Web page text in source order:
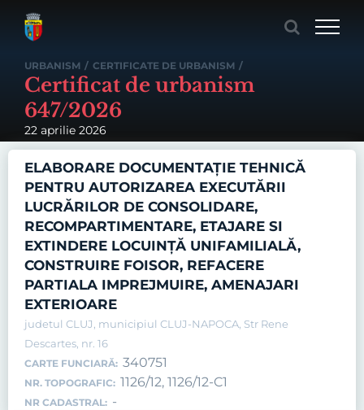
URBANISM / CERTIFICATE DE URBANISM /
Certificat de urbanism
647/2026
22 aprilie 2026
ELABORARE DOCUMENTAȚIE TEHNICĂ
PENTRU AUTORIZAREA EXECUTĂRII
LUCRĂRILOR DE CONSOLIDARE,
RECOMPARTIMENTARE, ETAJARE SI
EXTINDERE LOCUINȚĂ UNIFAMILIALĂ,
CONSTRUIRE FOISOR, REFACERE
PARTIALA IMPREJMUIRE, AMENAJARI
EXTERIOARE
judetul CLUJ, municipiul CLUJ-NAPOCA, Str Rene
Descartes, nr. 16
CARTE FUNCIARĂ: 340751
NR. TOPOGRAFIC: 1126/12, 1126/12-C1
NR CADASTRAL: -